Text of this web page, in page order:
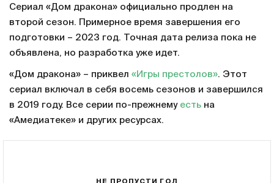
Сериал «Дом дракона» официально продлен на
второй сезон. Примерное время завершения его
подготовки – 2023 год. Точная дата релиза пока не
объявлена, но разработка уже идет.
«Дом дракона» – приквел «Игры престолов». Этот
сериал включал в себя восемь сезонов и завершился
в 2019 году. Все серии по-прежнему есть на
«Амедиатеке» и других ресурсах.
НЕ ПРОПУСТИ ГОЛ